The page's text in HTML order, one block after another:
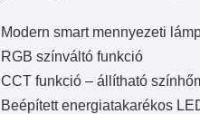
Modern smart mennyezeti
RGB színváltó funkció
CCT funkció – állítható
Beépített energiatakarékos